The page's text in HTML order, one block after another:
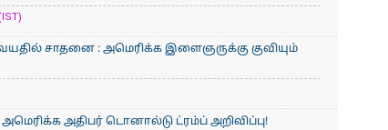
சாதனை : அமெரிக்​க இளைஞருக்கு குவியும்
அதிபர் டொனால்டு ட்ரம்ப் அறிவிப்பு!